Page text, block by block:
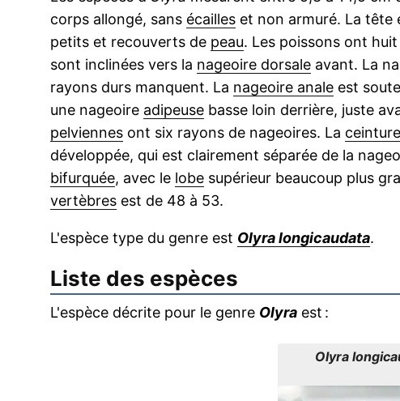
corps allongé, sans écailles et non armuré. La tête
petits et recouverts de peau. Les poissons ont huit
sont inclinées vers la nageoire dorsale avant. La
rayons durs manquent. La nageoire anale est
une nageoire adipeuse basse loin derrière, juste
pelviennes ont six rayons de nageoires. La ceinture
développée, qui est clairement séparée de la
bifurquée, avec le lobe supérieur beaucoup plus
vertèbres est de 48 à 53.
L'espèce type du genre est Olyra longicaudata.
Liste des espèces
L'espèce décrite pour le genre Olyra est :
Olyra